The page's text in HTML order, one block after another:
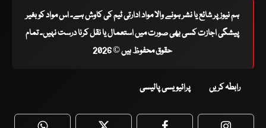
ہم نیوز پر شائع یا نشر ہونے والا مواد ادارتی ٹیم کی کاوش ہے۔ اس مواد کو بغیر
پیشگی اجازت کسی بھی صورت میں استعمال یا نقل کرنا درست نہیں۔ تمام
حقوق محفوظ ہیں © 2026
رابطہ کریں پرائیویسی پالیسی